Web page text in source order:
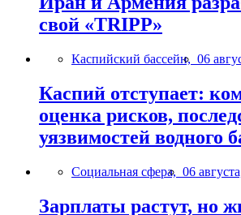
свой «TRIPP»
Каспийский бассейн, 06
Каспий отступает:
оценка рисков,
уязвимостей водного
Социальная сфера, 06
Зарплаты растут, но